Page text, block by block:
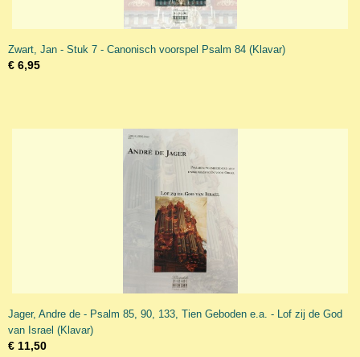
Zwart, Jan - Stuk 7 - Canonisch voorspel Psalm 84 (Klavar)
€ 6,95
Jager, Andre de - Psalm 85, 90, 133, Tien Geboden e.a. - Lof zij de God
van Israel (Klavar)
€ 11,50